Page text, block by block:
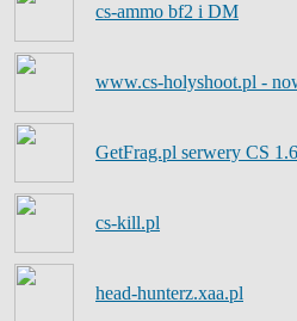
cs-ammo bf2 i DM
www.cs-holyshoot.pl -
GetFrag.pl serwery CS
cs-kill.pl
head-hunterz.xaa.pl